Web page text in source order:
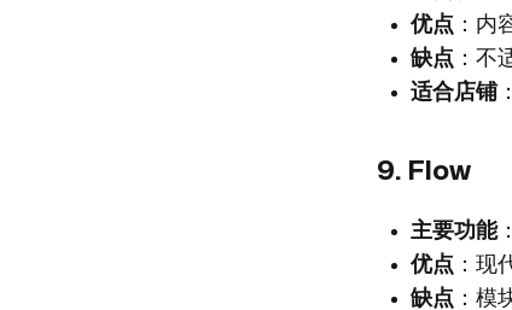
优点 ：内
缺点 ：不
适合店铺
9. Flow
主要功能
优点 ：现
缺点 ：模